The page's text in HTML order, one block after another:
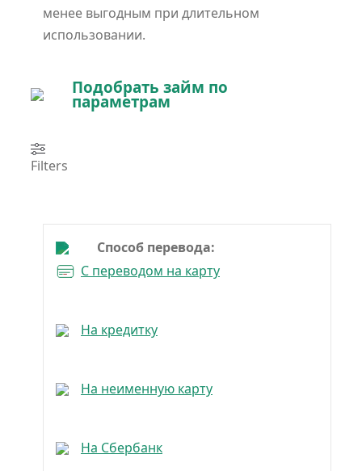
менее выгодным при длительном
использовании.
Подобрать займ по
параметрам
Filters
Способ перевода:
С переводом на карту
На кредитку
На неименную карту
На Сбербанк